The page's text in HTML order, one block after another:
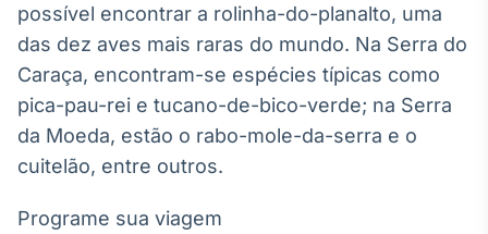
possível encontrar a rolinha-do-planalto, uma
das dez aves mais raras do mundo. Na Serra do
Caraça, encontram-se espécies típicas como
pica-pau-rei e tucano-de-bico-verde; na Serra
da Moeda, estão o rabo-mole-da-serra e o
cuitelão, entre outros.
Programe sua viagem